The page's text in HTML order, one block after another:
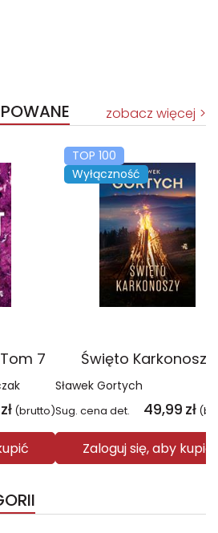
zobacz więcej
7
zł (brutto)
TOP 100
Wyłączność
Święto Karkonoszy
Sławek Gortych
Sug. cena det. 49,99 zł
Zaloguj się, aby kupić